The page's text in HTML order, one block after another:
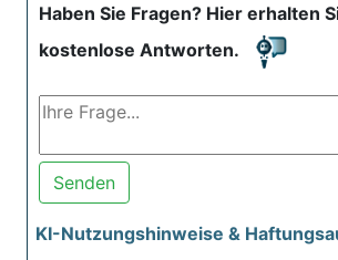
Haben Sie Fragen? Hier erhalten
kostenlose Antworten.
Senden
KI-Nutzungshinweise &